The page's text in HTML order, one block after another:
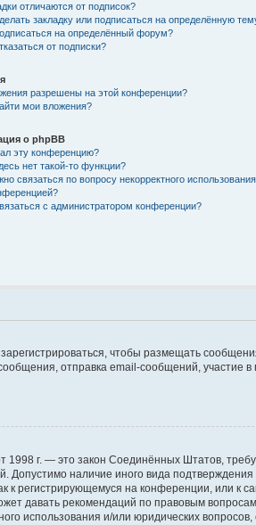
отличаются от подписок?
закладку или подписаться на определённую
на определённый форум?
от подписки?
разрешены на этой конференции?
мои вложения?
о phpBB
эту конференцию?
нет такой-то функции?
связаться по вопросу некорректного
с администратором конференции?
чтобы размещать
отправка email-сообщений, участие в
1998 г. — это закон Соединённых Штатов,
наличие иного вида
регистрирующемуся на конференции, или к
давать рекомендаций по правовым
использования и/или юридических